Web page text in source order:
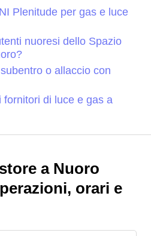
Plenitude per gas e luce
nuoresi dello Spazio
o allaccio con
fornitori di luce e gas a
a Nuoro
orari e